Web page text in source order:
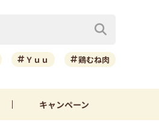
Ｙｕｕ 鶏むね肉
キャンペーン